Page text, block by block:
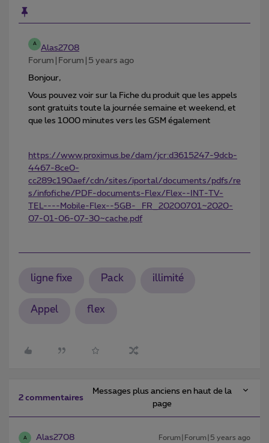
A
Alas2708
Forum|Forum|5 years ago
Bonjour,
Vous pouvez voir sur la Fiche du produit que les appels
sont gratuits toute la journée semaine et weekend, et
que les 1000 minutes vers les GSM également
https://www.proximus.be/dam/jcr:d3615247-9dcb-
4467-8ce0-
cc289c190aef/cdn/sites/iportal/documents/pdfs/re
s/infofiche/PDF-documents-Flex/Flex--INT-TV-
TEL----Mobile-Flex--5GB-_FR_20200701~2020-
07-01-06-07-30~cache.pdf
ligne fixe Pack illimité
Appel flex
2 commentaires
Messages plus anciens en haut de la
page
A Alas2708 Forum|Forum|5 years ago